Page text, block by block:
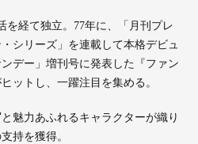
を経て独立。77年に、「月刊プレ
シリーズ」を連載して本格デビュ
デー」増刊号に発表した『ファン
ットし、一躍注目を集める。
魅力あふれるキャラクターが織り
持を獲得。